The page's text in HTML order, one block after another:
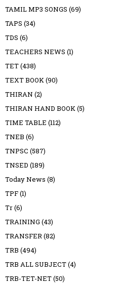
TAMIL MP3 SONGS (69)
TAPS (34)
TDS (6)
TEACHERS NEWS (1)
TET(438)
TEXT BOOK(90)
THIRAN (2)
THIRAN HAND BOOK(5)
TIME TABLE (112)
TNEB (6)
TNPSC (587)
TNSED (189)
Today News (8)
TPF(1)
Tr(6)
TRAINING (43)
TRANSFER(82)
TRB (494)
TRB ALL SUBJECT(4)
TRB-TET-NET(50)